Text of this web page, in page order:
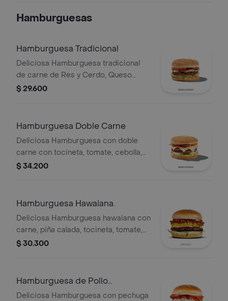
Hamburguesas
Hamburguesa Tradicional
Deliciosa Hamburguesa tradicional
de carne de Res y Cerdo, Queso
Mozzarella, Tocineta, Tomate,
$ 29.600
Hamburguesa Doble Carne
Deliciosa Hamburguesa con doble
carne con tocineta, tomate, cebolla,
salsa BBQ y queso
$ 34.200
Hamburguesa Hawaiana.
Deliciosa Hamburguesa hawaiana con
carne, piña calada, tocineta, tomate,
cebolla y queso
$ 30.300
Hamburguesa de Pollo
Desmechado.
Deliciosa Hamburguesa con pechuga